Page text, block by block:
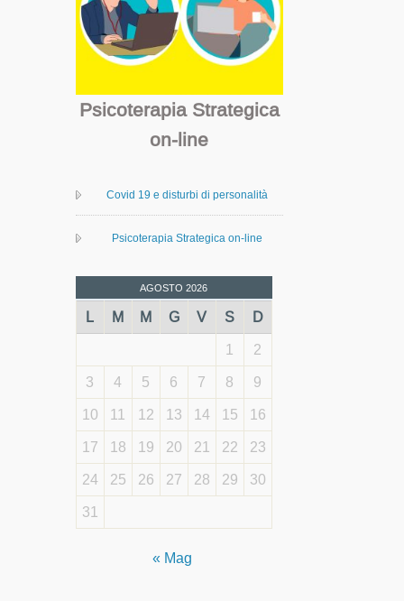
Psicoterapia Strategica
on-line
Covid 19 e disturbi di personalità
Psicoterapia Strategica on-line
AGOSTO 2026
L M M G V S D
1 2
3 4 5 6 7 8 9
10 11 12 13 14 15 16
17 18 19 20 21 22 23
24 25 26 27 28 29 30
31
« Mag